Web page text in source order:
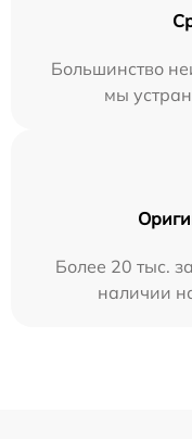
Большинство
мы
Более 20 тыс.
наличии